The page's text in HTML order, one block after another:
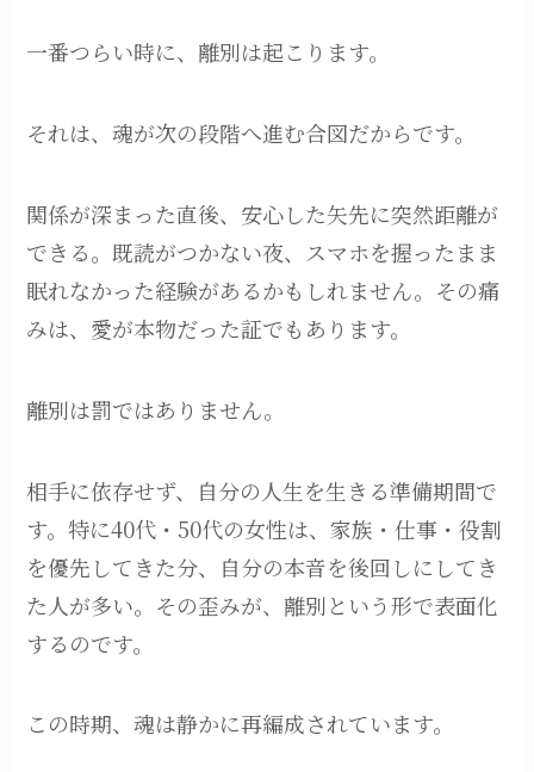
一番つらい時に、離別は起こります。
それは、魂が次の段階へ進む合図だからです。
関係が深まった直後、安心した矢先に突然距離が
できる。既読がつかない夜、スマホを握ったまま
眠れなかった経験があるかもしれません。その痛
みは、愛が本物だった証でもあります。
離別は罰ではありません。
相手に依存せず、自分の人生を生きる準備期間で
す。特に40代・50代の女性は、家族・仕事・役割
を優先してきた分、自分の本音を後回しにしてき
た人が多い。その歪みが、離別という形で表面化
するのです。
この時期、魂は静かに再編成されています。